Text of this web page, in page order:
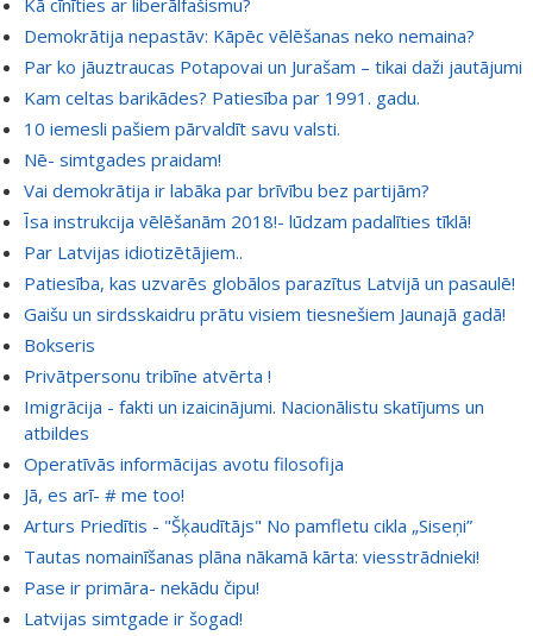
Kā cīnīties ar liberālfašismu?
Demokrātija nepastāv: Kāpēc vēlēšanas neko nemaina?
Par ko jāuztraucas Potapovai un Jurašam – tikai daži jautājumi
Kam celtas barikādes? Patiesība par 1991. gadu.
10 iemesli pašiem pārvaldīt savu valsti.
Nē- simtgades praidam!
Vai demokrātija ir labāka par brīvību bez partijām?
Īsa instrukcija vēlēšanām 2018!- lūdzam padalīties tīklā!
Par Latvijas idiotizētājiem..
Patiesība, kas uzvarēs globālos parazītus Latvijā un pasaulē!
Gaišu un sirdsskaidru prātu visiem tiesnešiem Jaunajā gadā!
Bokseris
Privātpersonu tribīne atvērta !
Imigrācija - fakti un izaicinājumi. Nacionālistu skatījums un
atbildes
Operatīvās informācijas avotu filosofija
Jā, es arī- # me too!
Arturs Priedītis - "Šķaudītājs" No pamfletu cikla „Siseņi”
Tautas nomainīšanas plāna nākamā kārta: viesstrādnieki!
Pase ir primāra- nekādu čipu!
Latvijas simtgade ir šogad!